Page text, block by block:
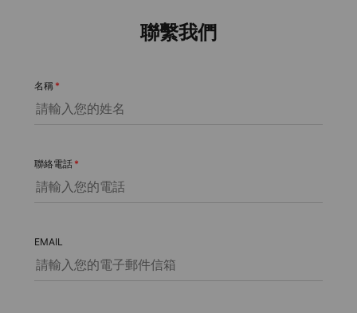
聯繫我們
名稱 *
聯絡電話 *
EMAIL